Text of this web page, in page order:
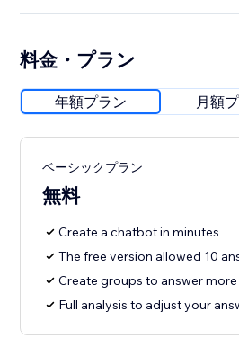
料金・プラン
年額プラン 月額
ベーシックプラン
無料
Create a chatbot in minutes
The free version allowed 10
Create groups to answer
Full analysis to adjust your